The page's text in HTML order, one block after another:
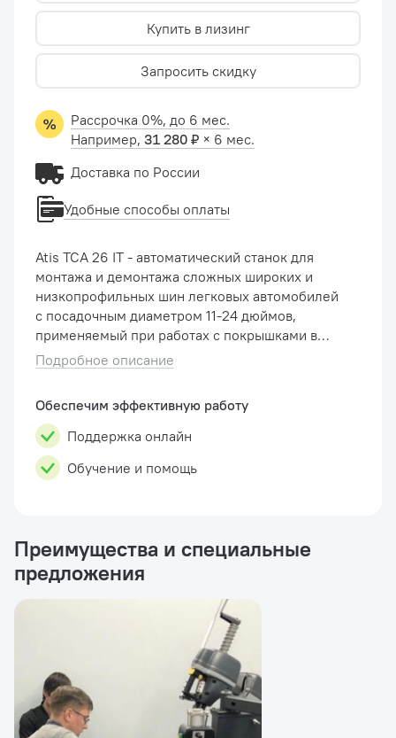
Atis TCA 26 IT - автоматический станок для
монтажа и демонтажа сложных широких и
низкопрофильных шин легковых автомобилей
с посадочным диаметром 11-24 дюймов,
применяемый при работах с покрышками в
условиях СТО, а так же небольших
Подробное описание
Обеспечим эффективную работу
Поддержка онлайн
Обучение и помощь
Купить в лизинг
Запросить скидку
Рассрочка 0%, до 6 мес.
Например, 31 280 ₽ × 6 мес.
Доставка по России
Удобные способы оплаты
Преимущества и специальные
предложения